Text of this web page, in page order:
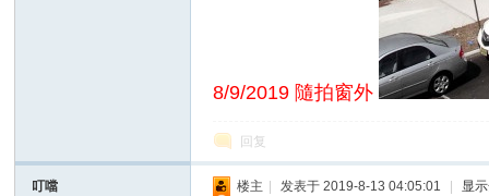
8/9/2019 隨拍窗外
回复
叮噹 楼主 发表于 2019-8-13 04:05:01 显